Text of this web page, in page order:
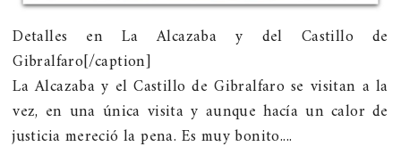
Detalles en La Alcazaba y del Castillo de
Gibralfaro[/caption]
La Alcazaba y el Castillo de Gibralfaro se visitan a la
vez, en una única visita y aunque hacía un calor de
justicia mereció la pena. Es muy bonito....